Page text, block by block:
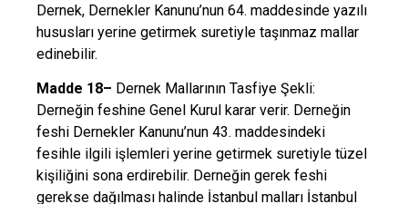
Dernek, Dernekler Kanunu’nun 64. maddesinde yazılı
hususları yerine getirmek suretiyle taşınmaz mallar
edinebilir.
Madde 18– Dernek Mallarının Tasfiye Şekli:
Derneğin feshine Genel Kurul karar verir. Derneğin
feshi Dernekler Kanunu’nun 43. maddesindeki
fesihle ilgili işlemleri yerine getirmek suretiyle tüzel
kişiliğini sona erdirebilir. Derneğin gerek feshi
gerekse dağılması halinde İstanbul malları İstanbul